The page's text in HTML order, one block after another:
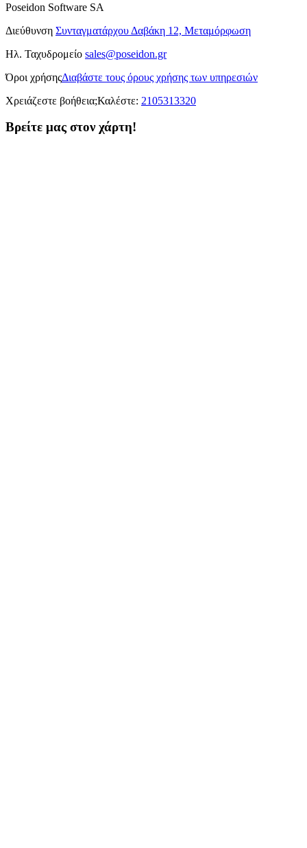
Poseidon Software SA
Διεύθυνση Συνταγματάρχου Δαβάκη 12, Μεταμόρφωση
Ηλ. Ταχυδρομείο sales@poseidon.gr
Όροι χρήσηςΔιαβάστε τους όρους χρήσης των υπηρεσιών
Χρειάζεστε βοήθεια;Καλέστε: 2105313320
Βρείτε μας στον χάρτη!